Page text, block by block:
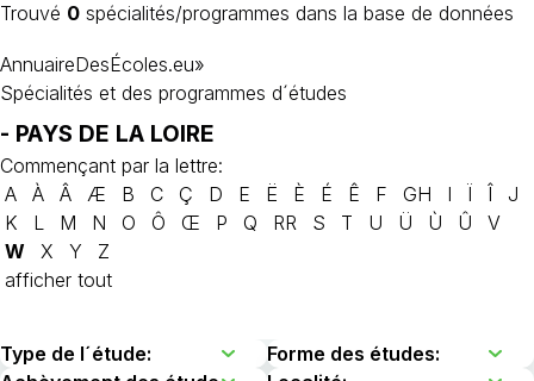
Trouvé 0 spécialités/programmes dans la base de données
AnnuaireDesÉcoles.eu»
Spécialités et des programmes d´études
- PAYS DE LA LOIRE
Commençant par la lettre:
A
À Â Æ B C Ç D E Ë È É Ê F GH I Ï Î
J
K
L M N O Ô Œ P Q RR S T U Ü Ù Û
V
W
X Y
Z
afficher tout